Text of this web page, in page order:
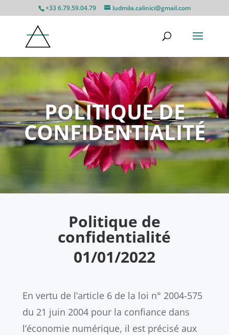
+33 6.79.59.04.79 ludmila.calinici@gmail.com
POLITIQUE DE
CONFIDENTIALITÉ
Politique de
confidentialité
01/01/2022
En vertu de l’article 6 de la loi n° 2004-575
du 21 juin 2004 pour la confiance dans
l’économie numérique, il est précisé aux